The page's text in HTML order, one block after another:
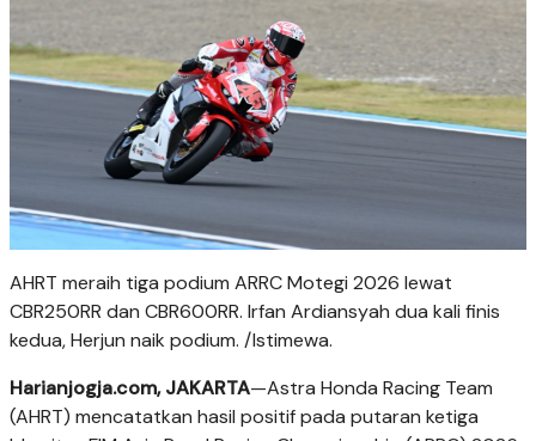
AHRT meraih tiga podium ARRC Motegi 2026 lewat
CBR250RR dan CBR600RR. Irfan Ardiansyah dua kali finis
kedua, Herjun naik podium. /Istimewa.
Harianjogja.com, JAKARTA—Astra Honda Racing Team
(AHRT) mencatatkan hasil positif pada putaran ketiga